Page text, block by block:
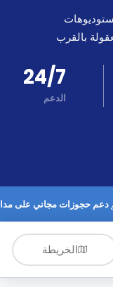
بالقرب
24/7
الدعم
دعم حجوزات مجاني على مدار
الخريطة